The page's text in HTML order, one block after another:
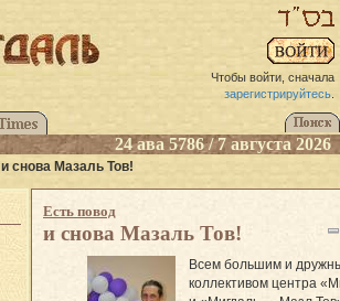
Чтобы войти, сначала
зарегистрируйтесь.
24 ава 5786 / 7 августа 2026
и снова Мазаль Тов!
Есть повод
и снова Мазаль Тов!
Всем большим и
коллективом центра